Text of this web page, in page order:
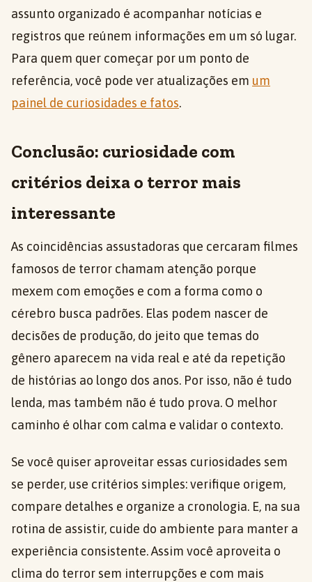
assunto organizado é acompanhar notícias e
registros que reúnem informações em um só lugar.
Para quem quer começar por um ponto de
referência, você pode ver atualizações em um
painel de curiosidades e fatos.
Conclusão: curiosidade com
critérios deixa o terror mais
interessante
As coincidências assustadoras que cercaram filmes
famosos de terror chamam atenção porque
mexem com emoções e com a forma como o
cérebro busca padrões. Elas podem nascer de
decisões de produção, do jeito que temas do
gênero aparecem na vida real e até da repetição
de histórias ao longo dos anos. Por isso, não é tudo
lenda, mas também não é tudo prova. O melhor
caminho é olhar com calma e validar o contexto.
Se você quiser aproveitar essas curiosidades sem
se perder, use critérios simples: verifique origem,
compare detalhes e organize a cronologia. E, na sua
rotina de assistir, cuide do ambiente para manter a
experiência consistente. Assim você aproveita o
clima do terror sem interrupções e com mais